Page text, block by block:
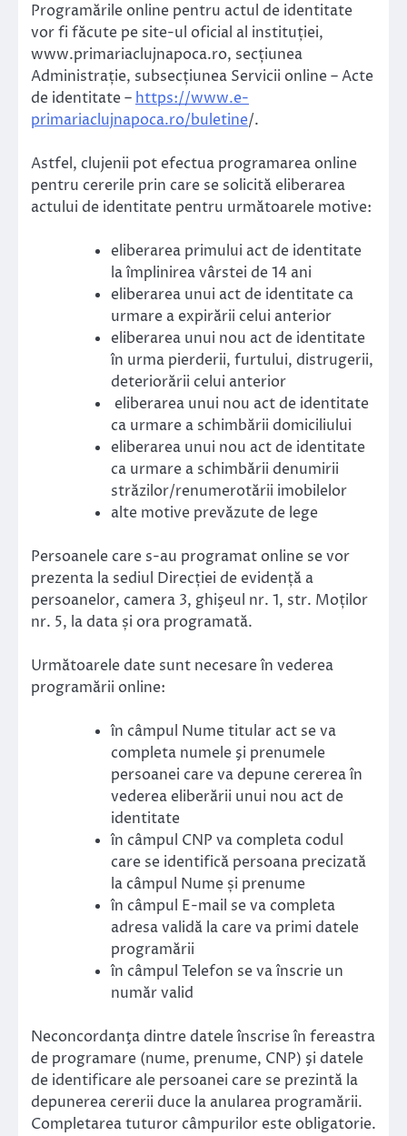
Programările online pentru actul de identitate
vor fi făcute pe site-ul oficial al instituției,
www.primariaclujnapoca.ro, secțiunea
Administrație, subsecțiunea Servicii online – Acte
de identitate – https://www.e-
primariaclujnapoca.ro/buletine/.
Astfel, clujenii pot efectua programarea online
pentru cererile prin care se solicită eliberarea
actului de identitate pentru următoarele motive:
eliberarea primului act de identitate
la împlinirea vârstei de 14 ani
eliberarea unui act de identitate ca
urmare a expirării celui anterior
eliberarea unui nou act de identitate
în urma pierderii, furtului, distrugerii,
deteriorării celui anterior
eliberarea unui nou act de identitate
ca urmare a schimbării domiciliului
eliberarea unui nou act de identitate
ca urmare a schimbării denumirii
străzilor/renumerotării imobilelor
alte motive prevăzute de lege
Persoanele care s-au programat online se vor
prezenta la sediul Direcției de evidență a
persoanelor, camera 3, ghişeul nr. 1, str. Moților
nr. 5, la data și ora programată.
Următoarele date sunt necesare în vederea
programării online:
în câmpul Nume titular act se va
completa numele şi prenumele
persoanei care va depune cererea în
vederea eliberării unui nou act de
identitate
în câmpul CNP va completa codul
care se identifică persoana precizată
la câmpul Nume și prenume
în câmpul E-mail se va completa
adresa validă la care va primi datele
programării
în câmpul Telefon se va înscrie un
număr valid
Neconcordanţa dintre datele înscrise în fereastra
de programare (nume, prenume, CNP) şi datele
de identificare ale persoanei care se prezintă la
depunerea cererii duce la anularea programării.
Completarea tuturor câmpurilor este obligatorie.